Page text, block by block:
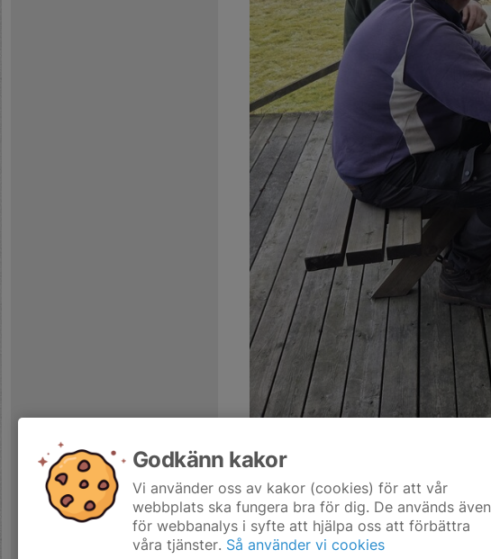
Kommentarer
Godkänn kakor
Vi använder oss av kakor (cookies) för att vår
webbplats ska fungera bra för dig. De används även
för webbanalys i syfte att hjälpa oss att förbättra
våra tjänster. Så använder vi cookies